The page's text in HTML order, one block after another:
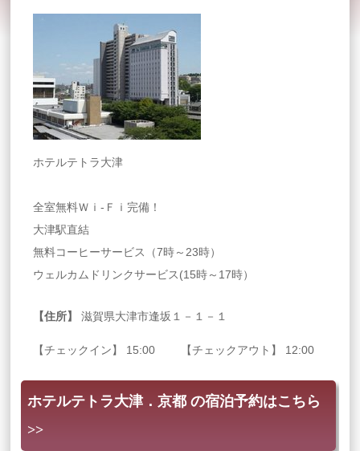
ホテルテトラ大津
全室無料Ｗｉ-Ｆｉ完備！
大津駅直結
無料コーヒーサービス（7時～23時）
ウェルカムドリンクサービス(15時～17時）
【住所】 滋賀県大津市逢坂１－１－１
【チェックイン】 15:00 【チェックアウト】 12:00
ホテルテトラ大津．京都 の宿泊予約はこちら
>>